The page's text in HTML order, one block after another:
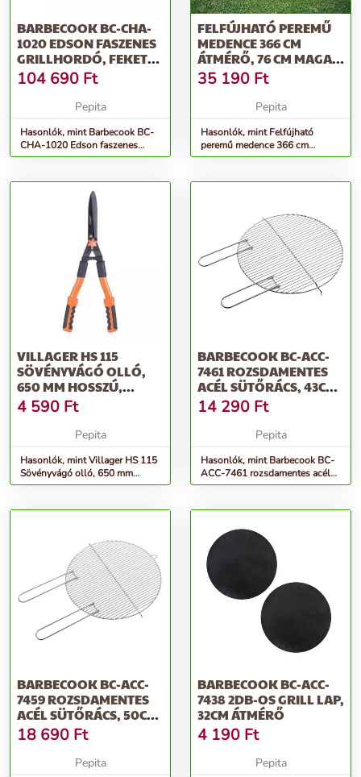
BARBECOOK BC-CHA-
1020 EDSON FASZENES
GRILLHORDÓ, FEKETE,
47,5 ÁTMÉRŐ
104 690 Ft
Pepita
Hasonlók, mint Barbecook BC-
CHA-1020 Edson faszenes
grillhordó, fekete, 47,5 átmérő
FELFÚJHATÓ PEREMŰ
MEDENCE 366 CM
ÁTMÉRŐ, 76 CM MAGAS
+ VÍZFORGATÓ...
35 190 Ft
Pepita
Hasonlók, mint Felfújható
peremű medence 366 cm
átmérő, 76 cm magas +
VILLAGER HS 115
SÖVÉNYVÁGÓ OLLÓ,
650 MM HOSSZÚ,
VÁGÁSI ÁTMÉRŐ 5 M...
4 590 Ft
Pepita
Hasonlók, mint Villager HS 115
Sövényvágó olló, 650 mm
hosszú, vágási átmérő 5 m...
BARBECOOK BC-ACC-
7461 ROZSDAMENTES
ACÉL SÜTŐRÁCS, 43CM
ÁTMÉRŐ
14 290 Ft
Pepita
Hasonlók, mint Barbecook BC-
ACC-7461 rozsdamentes acél
sütőrács, 43cm átmérő
BARBECOOK BC-ACC-
7459 ROZSDAMENTES
ACÉL SÜTŐRÁCS, 50CM
ÁTMÉRŐ
18 690 Ft
Pepita
BARBECOOK BC-ACC-
7438 2DB-OS GRILL LAP,
32CM ÁTMÉRŐ
4 190 Ft
Pepita